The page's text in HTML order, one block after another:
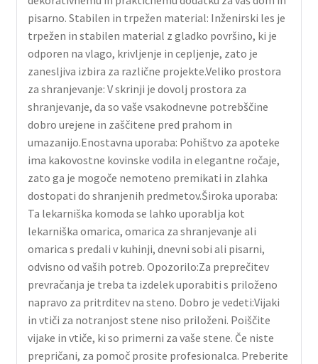
pisarno. Stabilen in trpežen material: Inženirski les je
trpežen in stabilen material z gladko površino, ki je
odporen na vlago, krivljenje in cepljenje, zato je
zanesljiva izbira za različne projekte.Veliko prostora
za shranjevanje: V skrinji je dovolj prostora za
shranjevanje, da so vaše vsakodnevne potrebščine
dobro urejene in zaščitene pred prahom in
umazanijo.Enostavna uporaba: Pohištvo za apoteke
ima kakovostne kovinske vodila in elegantne ročaje,
zato ga je mogoče nemoteno premikati in zlahka
dostopati do shranjenih predmetov.Široka uporaba:
Ta lekarniška komoda se lahko uporablja kot
lekarniška omarica, omarica za shranjevanje ali
omarica s predali v kuhinji, dnevni sobi ali pisarni,
odvisno od vaših potreb. Opozorilo:Za preprečitev
prevračanja je treba ta izdelek uporabiti s priloženo
napravo za pritrditev na steno. Dobro je vedeti:Vijaki
in vtiči za notranjost stene niso priloženi. Poiščite
vijake in vtiče, ki so primerni za vaše stene. Če niste
prepričani, za pomoč prosite profesionalca. Preberite